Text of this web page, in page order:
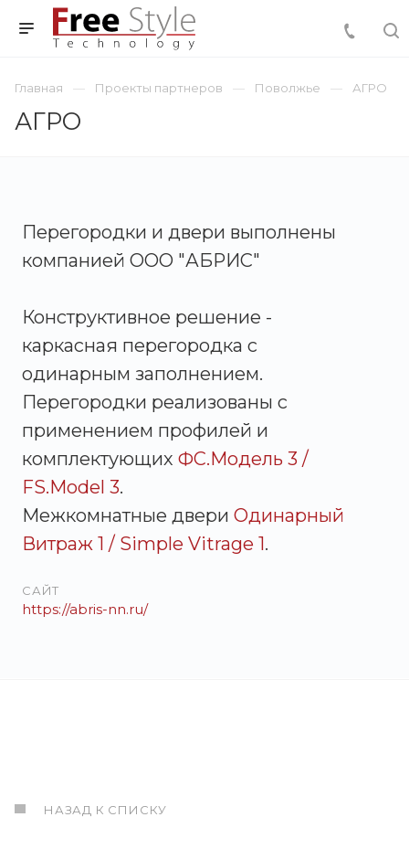
Главная Проекты партнеров Поволжье АГРО
АГРО
Перегородки и двери выполнены
компанией ООО "АБРИС"
Конструктивное решение -
каркасная перегородка с
одинарным заполнением.
Перегородки реализованы с
применением профилей и
комплектующих ФС.Модель 3 /
FS.Model 3.
Межкомнатные двери Одинарный
Витраж 1 / Simple Vitrage 1.
САЙТ
https://abris-nn.ru/
НАЗАД К СПИСКУ